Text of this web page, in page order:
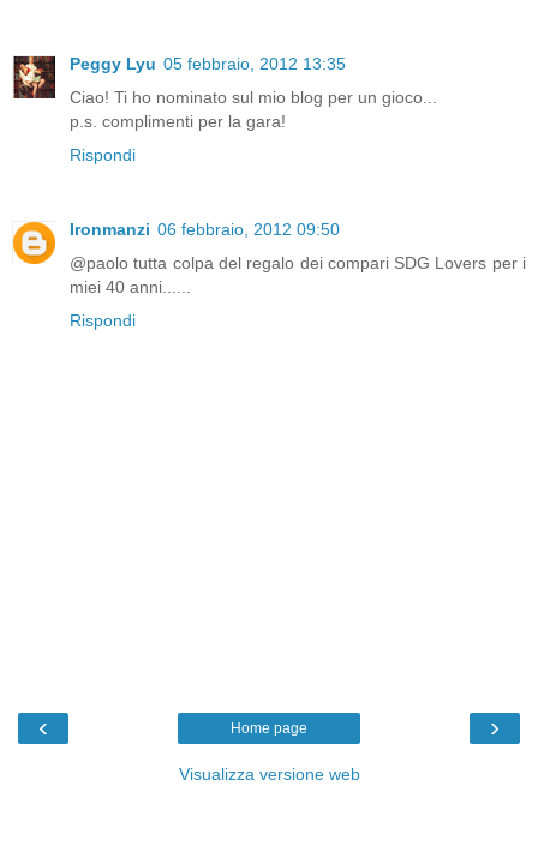
Peggy Lyu 05 febbraio, 2012 13:35
Ciao! Ti ho nominato sul mio blog per un gioco...
p.s. complimenti per la gara!
Rispondi
Ironmanzi 06 febbraio, 2012 09:50
@paolo tutta colpa del regalo dei compari SDG Lovers per i
miei 40 anni......
Rispondi
‹ ›
Home page
Visualizza versione web